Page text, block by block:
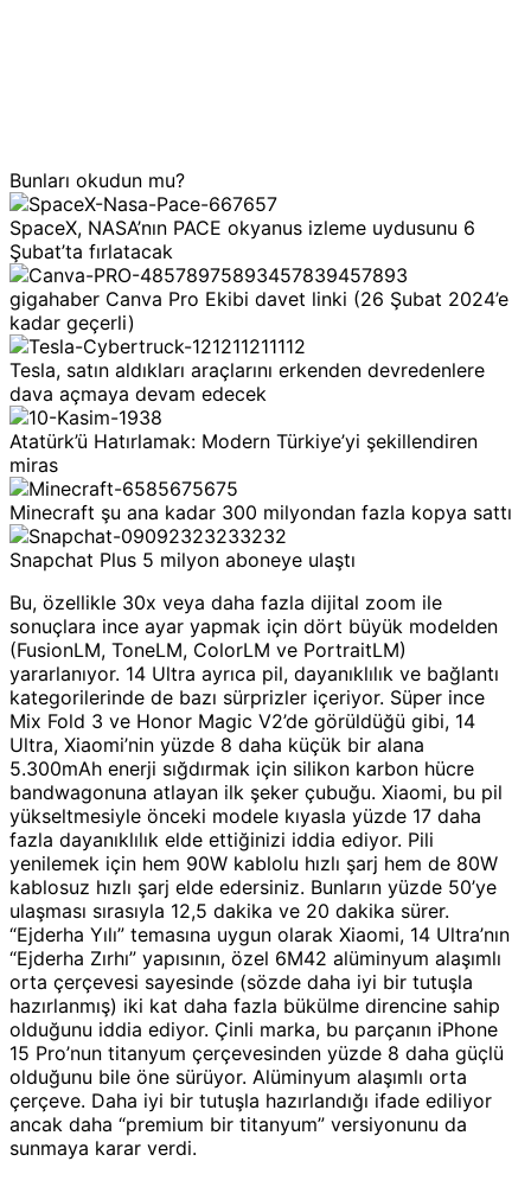
Bunları okudun mu?
SpaceX, NASA’nın PACE okyanus izleme uydusunu 6
Şubat’ta fırlatacak
gigahaber Canva Pro Ekibi davet linki (26 Şubat 2024’e
kadar geçerli)
Tesla, satın aldıkları araçlarını erkenden devredenlere
dava açmaya devam edecek
Atatürk’ü Hatırlamak: Modern Türkiye’yi şekillendiren
miras
Minecraft şu ana kadar 300 milyondan fazla kopya sattı
Snapchat Plus 5 milyon aboneye ulaştı
Bu, özellikle 30x veya daha fazla dijital zoom ile
sonuçlara ince ayar yapmak için dört büyük modelden
(FusionLM, ToneLM, ColorLM ve PortraitLM)
yararlanıyor. 14 Ultra ayrıca pil, dayanıklılık ve bağlantı
kategorilerinde de bazı sürprizler içeriyor. Süper ince
Mix Fold 3 ve Honor Magic V2’de görüldüğü gibi, 14
Ultra, Xiaomi’nin yüzde 8 daha küçük bir alana
5.300mAh enerji sığdırmak için silikon karbon hücre
bandwagonuna atlayan ilk şeker çubuğu. Xiaomi, bu pil
yükseltmesiyle önceki modele kıyasla yüzde 17 daha
fazla dayanıklılık elde ettiğinizi iddia ediyor. Pili
yenilemek için hem 90W kablolu hızlı şarj hem de 80W
kablosuz hızlı şarj elde edersiniz. Bunların yüzde 50’ye
ulaşması sırasıyla 12,5 dakika ve 20 dakika sürer.
“Ejderha Yılı” temasına uygun olarak Xiaomi, 14 Ultra’nın
“Ejderha Zırhı” yapısının, özel 6M42 alüminyum alaşımlı
orta çerçevesi sayesinde (sözde daha iyi bir tutuşla
hazırlanmış) iki kat daha fazla bükülme direncine sahip
olduğunu iddia ediyor. Çinli marka, bu parçanın iPhone
15 Pro’nun titanyum çerçevesinden yüzde 8 daha güçlü
olduğunu bile öne sürüyor. Alüminyum alaşımlı orta
çerçeve. Daha iyi bir tutuşla hazırlandığı ifade ediliyor
ancak daha “premium bir titanyum” versiyonunu da
sunmaya karar verdi.